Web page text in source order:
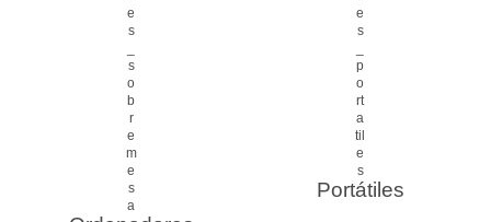
Portátiles